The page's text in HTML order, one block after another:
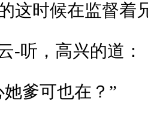
这时候在监督着
-听，高兴的道：
爹可也在？”